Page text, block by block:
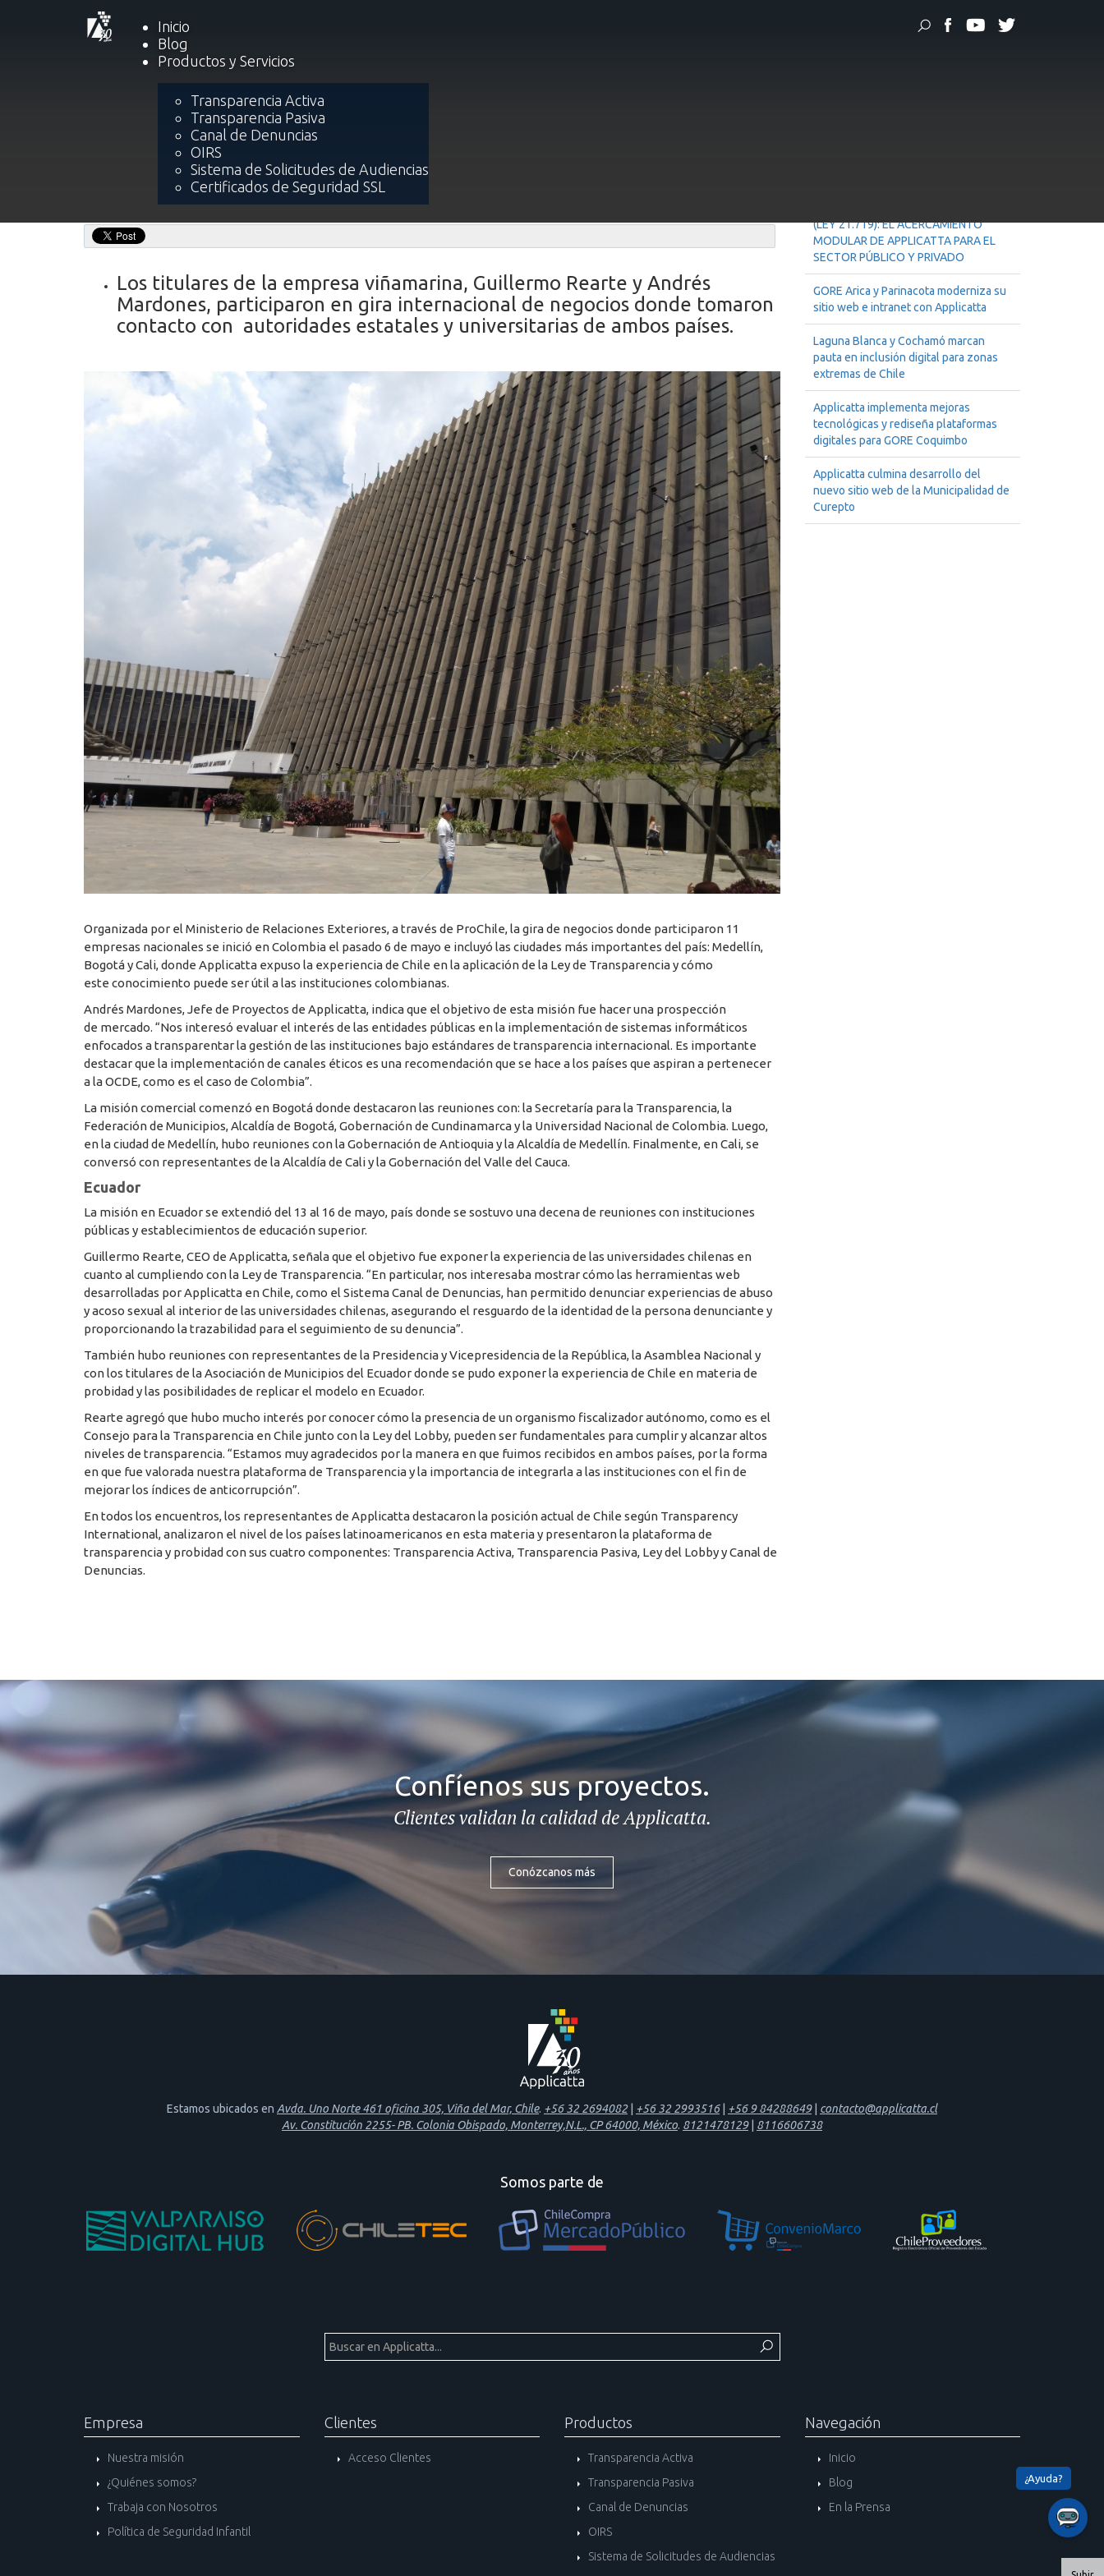
Inicio
Blog
Productos y Servicios
Transparencia Activa
Transparencia Pasiva
Canal de Denuncias
OIRS
Sistema de Solicitudes de Audiencias
Certificados de Seguridad SSL
Applicatta participa en intensa misión comercial de Chile en
Colombia y Ecuador
Los titulares de la empresa viñamarina, Guillermo Rearte y Andrés
Mardones, participaron en gira internacional de negocios donde tomaron
contacto con autoridades estatales y universitarias de ambos países.
Organizada por el Ministerio de Relaciones Exteriores, a través de ProChile, la gira de negocios donde participaron 11
empresas nacionales se inició en Colombia el pasado 6 de mayo e incluyó las ciudades más importantes del país: Medellín,
Bogotá y Cali, donde Applicatta expuso la experiencia de Chile en la aplicación de la Ley de Transparencia y cómo
este conocimiento puede ser útil a las instituciones colombianas.
Andrés Mardones, Jefe de Proyectos de Applicatta, indica que el objetivo de esta misión fue hacer una prospección
de mercado. “Nos interesó evaluar el interés de las entidades públicas en la implementación de sistemas informáticos
enfocados a transparentar la gestión de las instituciones bajo estándares de transparencia internacional. Es importante
destacar que la implementación de canales éticos es una recomendación que se hace a los países que aspiran a pertenecer
a la OCDE, como es el caso de Colombia”.
La misión comercial comenzó en Bogotá donde destacaron las reuniones con: la Secretaría para la Transparencia, la
Federación de Municipios, Alcaldía de Bogotá, Gobernación de Cundinamarca y la Universidad Nacional de Colombia. Luego,
en la ciudad de Medellín, hubo reuniones con la Gobernación de Antioquia y la Alcaldía de Medellín. Finalmente, en Cali, se
conversó con representantes de la Alcaldía de Cali y la Gobernación del Valle del Cauca.
Ecuador
La misión en Ecuador se extendió del 13 al 16 de mayo, país donde se sostuvo una decena de reuniones con instituciones
públicas y establecimientos de educación superior.
Guillermo Rearte, CEO de Applicatta, señala que el objetivo fue exponer la experiencia de las universidades chilenas en
cuanto al cumpliendo con la Ley de Transparencia. “En particular, nos interesaba mostrar cómo las herramientas web
desarrolladas por Applicatta en Chile, como el Sistema Canal de Denuncias, han permitido denunciar experiencias de abuso
y acoso sexual al interior de las universidades chilenas, asegurando el resguardo de la identidad de la persona denunciante y
proporcionando la trazabilidad para el seguimiento de su denuncia”.
También hubo reuniones con representantes de la Presidencia y Vicepresidencia de la República, la Asamblea Nacional y
con los titulares de la Asociación de Municipios del Ecuador donde se pudo exponer la experiencia de Chile en materia de
probidad y las posibilidades de replicar el modelo en Ecuador.
Rearte agregó que hubo mucho interés por conocer cómo la presencia de un organismo fiscalizador autónomo, como es el
Consejo para la Transparencia en Chile junto con la Ley del Lobby, pueden ser fundamentales para cumplir y alcanzar altos
niveles de transparencia. “Estamos muy agradecidos por la manera en que fuimos recibidos en ambos países, por la forma
en que fue valorada nuestra plataforma de Transparencia y la importancia de integrarla a las instituciones con el fin de
mejorar los índices de anticorrupción”.
En todos los encuentros, los representantes de Applicatta destacaron la posición actual de Chile según Transparency
International, analizaron el nivel de los países latinoamericanos en esta materia y presentaron la plataforma de
transparencia y probidad con sus cuatro componentes: Transparencia Activa, Transparencia Pasiva, Ley del Lobby y Canal de
Denuncias.
(LEY 21.719): EL ACERCAMIENTO
MODULAR DE APPLICATTA PARA EL
SECTOR PÚBLICO Y PRIVADO
GORE Arica y Parinacota moderniza su
sitio web e intranet con Applicatta
Laguna Blanca y Cochamó marcan
pauta en inclusión digital para zonas
extremas de Chile
Applicatta implementa mejoras
tecnológicas y rediseña plataformas
digitales para GORE Coquimbo
Applicatta culmina desarrollo del
nuevo sitio web de la Municipalidad de
Curepto
Confíenos sus proyectos.
Clientes validan la calidad de Applicatta.
Conózcanos más
Estamos ubicados en Avda. Uno Norte 461 oficina 305, Viña del Mar, Chile. +56 32 2694082| +56 32 2993516| +56 9 84288649| contacto@applicatta.cl
Av. Constitución 2255- PB. Colonia Obispado, Monterrey,N.L., CP 64000, México. 8121478129| 8116606738
Somos parte de
Empresa
Nuestra misión
¿Quiénes somos?
Trabaja con Nosotros
Política de Seguridad Infantil
Clientes
Acceso Clientes
Productos
Transparencia Activa
Transparencia Pasiva
Canal de Denuncias
OIRS
Sistema de Solicitudes de Audiencias
Navegación
Inicio
Blog
En la Prensa